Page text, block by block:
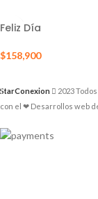
Feliz Día
$158,900
StarConexion 2023
con el ❤ Desarrollos web